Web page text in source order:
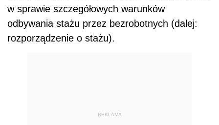
w sprawie szczegółowych warunków
odbywania stażu przez bezrobotnych (dalej:
rozporządzenie o stażu).
REKLAMA